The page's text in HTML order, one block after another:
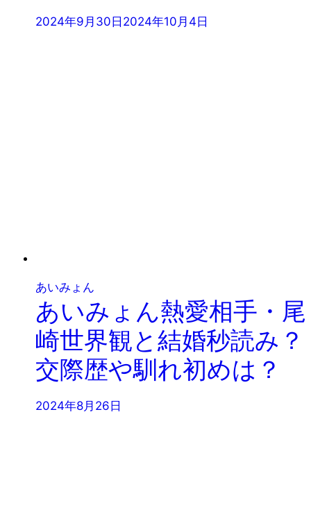
2024年9月30日 2024年10月4日
あいみょん
あいみょん熱愛相手・尾
崎世界観と結婚秒読み？
交際歴や馴れ初めは？
2024年8月26日